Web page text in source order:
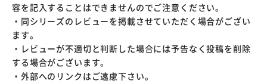
容を記入することはできませんのでご注意ください。
・同シリーズのレビューを掲載させていただく場合がござい
ます。
・レビューが不適切と判断した場合には予告なく投稿を削除
する場合がございます。
・外部へのリンクはご遠慮下さい。